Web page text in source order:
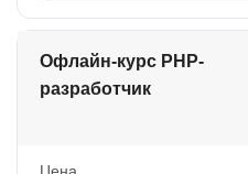
Офлайн-курс PHP-
разработчик
Цена